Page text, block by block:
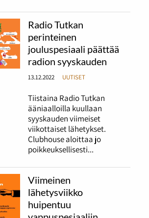
Radio Tutkan
perinteinen
jouluspesiaali päättää
radion syyskauden
13.12.2022 UUTISET
Tiistaina Radio Tutkan
ääniaalloilla kuullaan
syyskauden viimeiset
viikottaiset lähetykset.
Clubhouse aloittaa jo
poikkeuksellisesti...
Viimeinen
lähetysviikko
huipentuu